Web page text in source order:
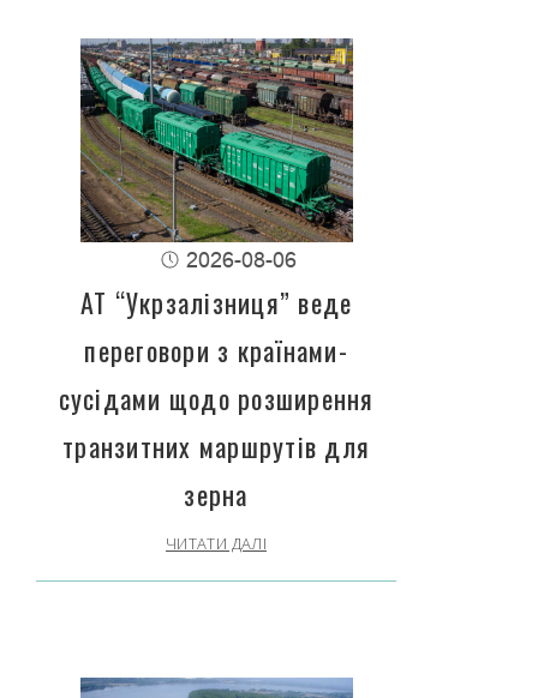
2026-08-06
АТ “Укрзалізниця” веде
переговори з країнами-
сусідами щодо розширення
транзитних маршрутів для
зерна
ЧИТАТИ ДАЛІ